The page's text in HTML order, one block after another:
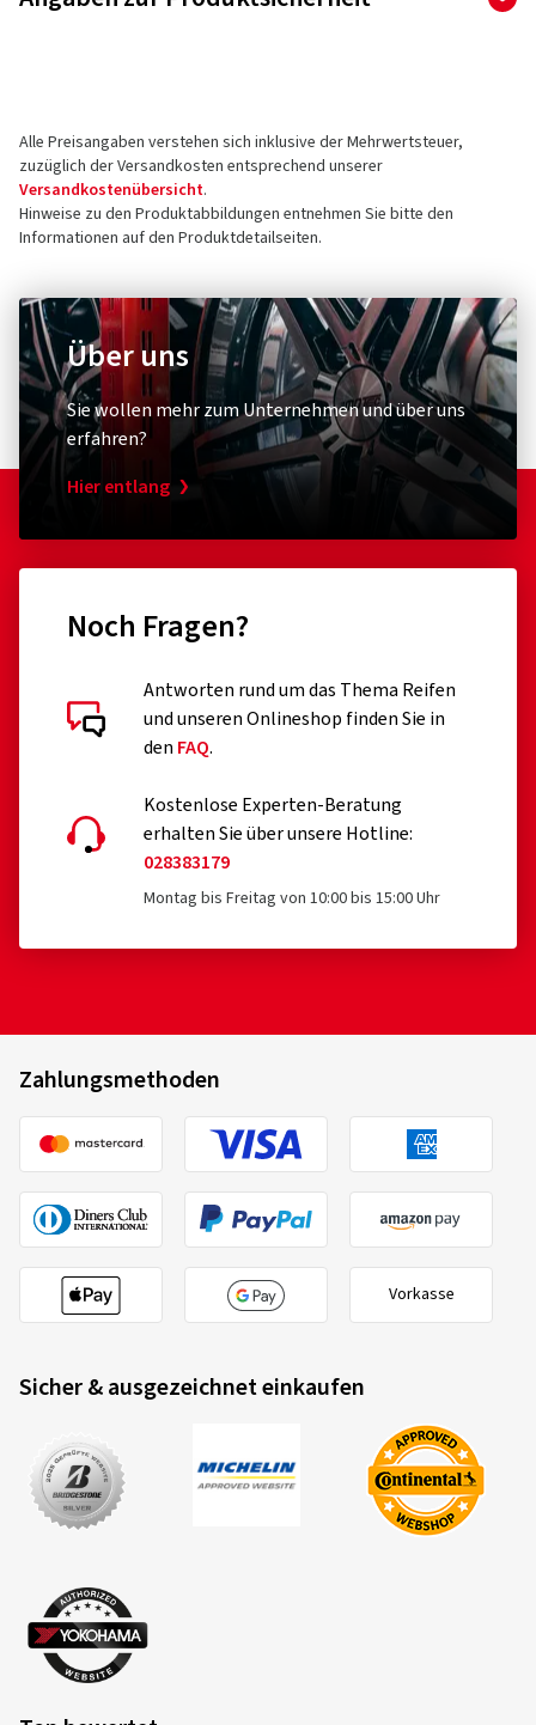
von insgesamt 3 Bewertungen
5 Sterne
4 Sterne
3 Sterne
2 Sterne
Kundenbewertungen im Detail
Verifizierter Kauf
Björn F., Deutschland
Farbe:PALLADIUM FRONT POLISH
Fahrzeugtyp:Audi S3 Sportback (8V) Facelift
Verifizierter Kauf
Sven M., Deutschland
Felgengröße in Zoll:7,5x17 - ET 45 - LK 5x112
Felgen montiert auf:Winterreifen
Michael P., Deutschland
Felgengröße in Zoll:
Farbe:BLACK FRONT POLISH
Felgen montiert auf:
13509 Berlin
Deutschland
Kontakt für Produktsicherheit (kein
E-Mail:info@berlintires.com
Alle Preisangaben verstehen sich inklusive der Mehrwertsteuer,
zuzüglich der Versandkosten entsprechend unserer
Versandkostenübersicht.
Hinweise zu den Produktabbildungen entnehmen Sie bitte den
Informationen auf den Produktdetailseiten.
Über uns
Sie wollen mehr zum Unternehmen und über uns
erfahren?
Hier entlang
Noch Fragen?
Antworten rund um das Thema Reifen
und unseren Onlineshop finden Sie in
den FAQ.
Kostenlose Experten-Beratung
erhalten Sie über unsere Hotline:
028383179
Montag bis Freitag von 10:00 bis 15:00 Uhr
Zahlungsmethoden
Vorkasse
Sicher & ausgezeichnet einkaufen